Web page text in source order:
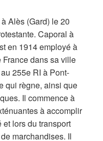
Alès (Gard) le 20
Caporal à
en 1914 employé à
dans sa ville
255e RI à Pont-
qui règne, ainsi que
Il commence à
à accomplir
lors du transport
marchandises. Il